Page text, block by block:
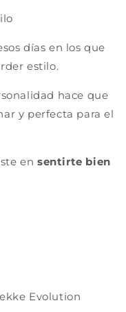
días en los que
estilo.
hace que
y perfecta para el
en sentirte bien
Evolution